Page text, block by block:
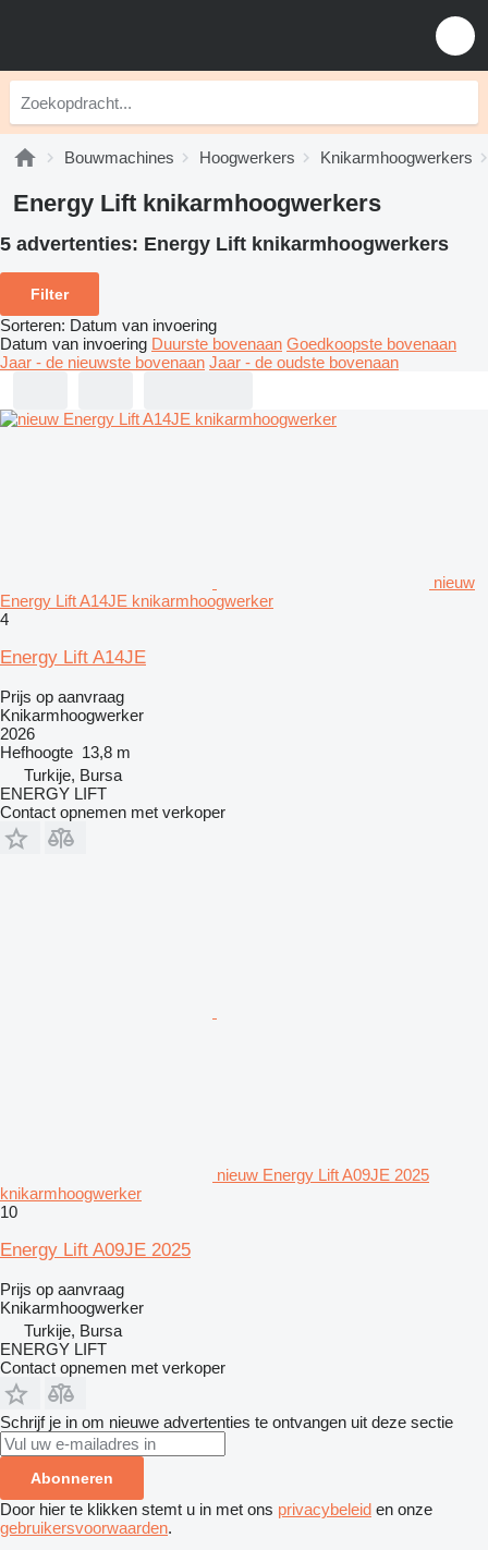
Bouwmachines Hoogwerkers Knikarmhoogwerkers
Energy Lift knikarmhoogwerkers
5 advertenties: Energy Lift knikarmhoogwerkers
Filter
Sorteren: Datum van invoering
Datum van invoering Duurste bovenaan Goedkoopste bovenaan
Jaar - de nieuwste bovenaan Jaar - de oudste bovenaan
nieuw
Energy Lift A14JE knikarmhoogwerker
4
Energy Lift A14JE
Prijs op aanvraag
Knikarmhoogwerker
2026
Hefhoogte 13,8 m
Turkije, Bursa
ENERGY LIFT
Contact opnemen met verkoper
nieuw Energy Lift A09JE 2025
knikarmhoogwerker
10
Energy Lift A09JE 2025
Prijs op aanvraag
Knikarmhoogwerker
Turkije, Bursa
ENERGY LIFT
Contact opnemen met verkoper
Schrijf je in om nieuwe advertenties te ontvangen uit deze sectie
Abonneren
Door hier te klikken stemt u in met ons privacybeleid en onze
gebruikersvoorwaarden.